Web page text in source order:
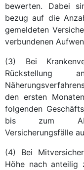
bewerten. Dabei
bezug auf die
gemeldeten
verbundenen
(3) Bei
Rückstellung
den ersten
folgenden
bis zum
Versicherungsfälle
(4) Bei
Höhe nach anteilig